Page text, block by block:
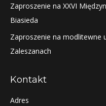
Zaproszenie na XXVI
Biasieda
Zaproszenie na modlitewne
Zaleszanach
Kontakt
Adres